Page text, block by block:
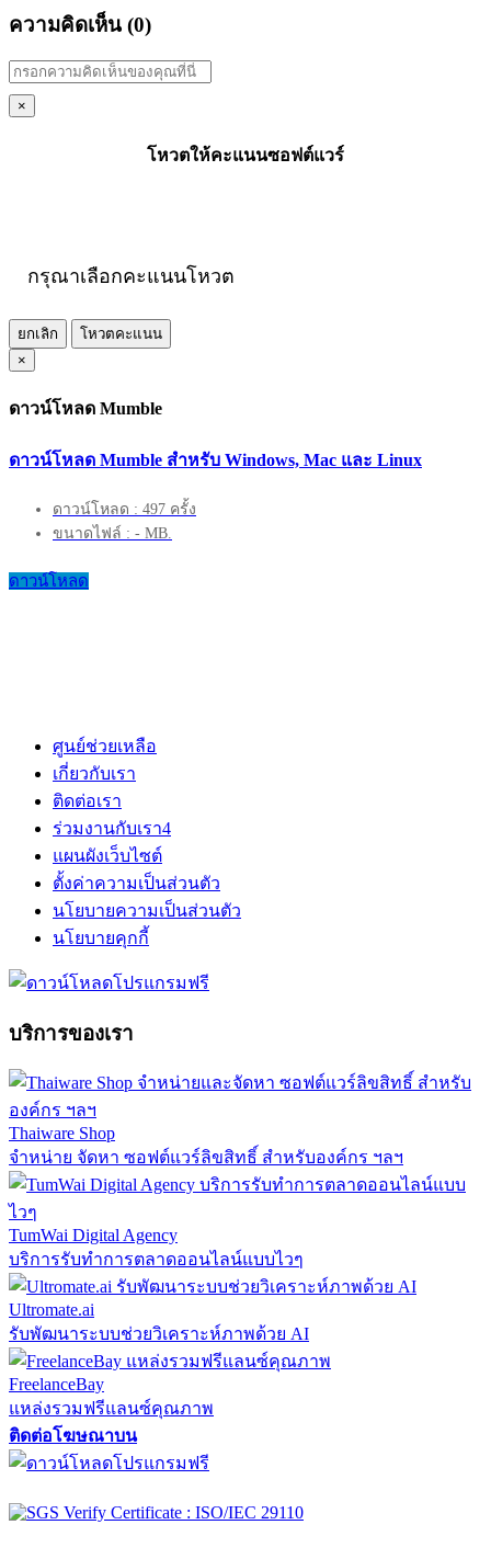
ความคิดเห็น (0)
×
โหวตให้คะแนนซอฟต์แวร์
กรุณาเลือกคะแนนโหวต
ยกเลิก
โหวตคะแนน
×
ดาวน์โหลด Mumble
ดาวน์โหลด Mumble สำหรับ Windows, Mac และ Linux
ดาวน์โหลด : 497 ครั้ง
ขนาดไฟล์ : - MB.
ดาวน์โหลด
ศูนย์ช่วยเหลือ
เกี่ยวกับเรา
ติดต่อเรา
ร่วมงานกับเรา4
แผนผังเว็บไซต์
ตั้งค่าความเป็นส่วนตัว
นโยบายความเป็นส่วนตัว
นโยบายคุกกี้
บริการของเรา
Thaiware Shop
จำหน่าย จัดหา ซอฟต์แวร์ลิขสิทธิ์ สำหรับองค์กร ฯลฯ
TumWai Digital Agency
บริการรับทำการตลาดออนไลน์แบบไวๆ
Ultromate.ai
รับพัฒนาระบบช่วยวิเคราะห์ภาพด้วย AI
FreelanceBay
แหล่งรวมฟรีแลนซ์คุณภาพ
ติดต่อโฆษณาบน